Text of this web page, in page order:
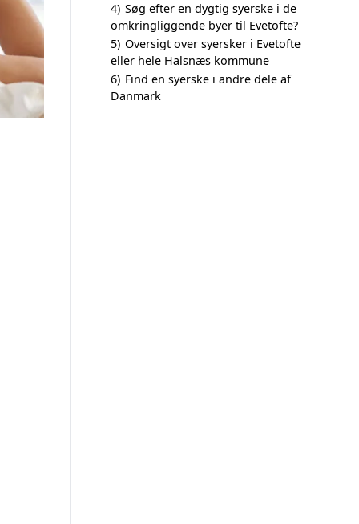
4) Søg efter en dygtig syerske i de
omkringliggende byer til Evetofte?
5) Oversigt over syersker i Evetofte
eller hele Halsnæs kommune
6) Find en syerske i andre dele af
Danmark